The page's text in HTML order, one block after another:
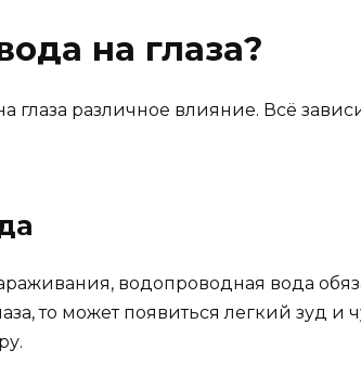
на глаза?
глаза различное влияние. Всё
водопроводная вода
то может появиться легкий зуд и